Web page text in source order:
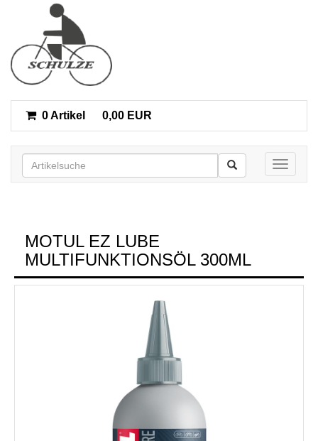
0 Artikel 0,00 EUR
Toggle
MOTUL EZ LUBE
MULTIFUNKTIONSÖL 300ML